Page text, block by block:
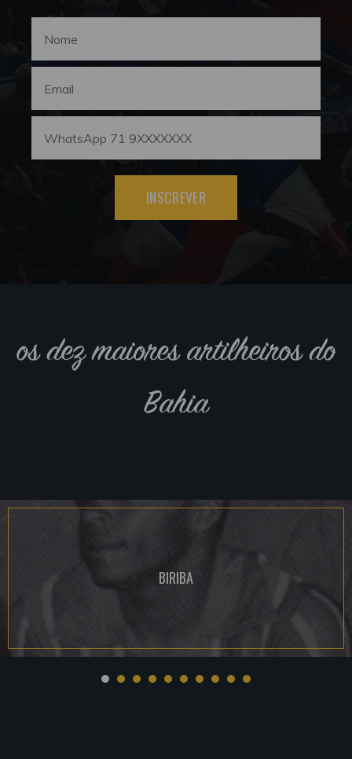
INSCREVER
os dez maiores artilheiros do
Bahia
BIRIBA